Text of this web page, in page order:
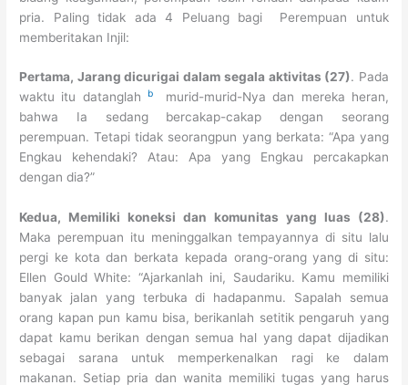
pria. Paling tidak ada 4 Peluang bagi Perempuan untuk
memberitakan Injil:
Pertama, Jarang dicurigai dalam segala aktivitas (27). Pada
waktu itu datanglahb
murid-murid-Nya dan mereka heran,
bahwa Ia sedang bercakap-cakap dengan seorang
perempuan. Tetapi tidak seorangpun yang berkata: “Apa yang
Engkau kehendaki? Atau: Apa yang Engkau percakapkan
dengan dia?”
Kedua, Memiliki koneksi dan komunitas yang luas (28).
Maka perempuan itu meninggalkan tempayannya di situ lalu
pergi ke kota dan berkata kepada orang-orang yang di situ:
Ellen Gould White: “Ajarkanlah ini, Saudariku. Kamu memiliki
banyak jalan yang terbuka di hadapanmu. Sapalah semua
orang kapan pun kamu bisa, berikanlah setitik pengaruh yang
dapat kamu berikan dengan semua hal yang dapat dijadikan
sebagai sarana untuk memperkenalkan ragi ke dalam
makanan. Setiap pria dan wanita memiliki tugas yang harus